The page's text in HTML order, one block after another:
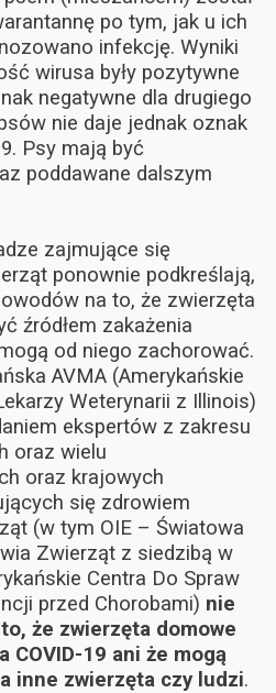
po tym, jak u ich
infekcję. Wyniki
wirusa były pozytywne
negatywne dla drugiego
nie daje jednak oznak
Psy mają być
poddawane dalszym
zajmujące się
ponownie podkreślają,
na to, że zwierzęta
źródłem zakażenia
od niego zachorować.
AVMA (Amerykańskie
Weterynarii z Illinois)
ekspertów z zakresu
oraz wielu
oraz krajowych
się zdrowiem
(w tym OIE – Światowa
Zwierząt z siedzibą w
Centra Do Spraw
przed Chorobami) nie
że zwierzęta domowe
COVID-19 ani że mogą
inne zwierzęta czy ludzi.